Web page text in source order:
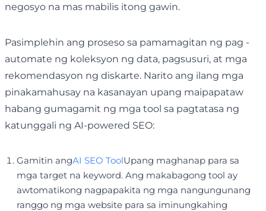
negosyo na mas mabilis itong gawin.
Pasimplehin ang proseso sa pamamagitan ng pag -
automate ng koleksyon ng data, pagsusuri, at mga
rekomendasyon ng diskarte. Narito ang ilang mga
pinakamahusay na kasanayan upang maipapataw
habang gumagamit ng mga tool sa pagtatasa ng
katunggali ng AI-powered SEO:
Gamitin angAI SEO ToolUpang maghanap para sa
mga target na keyword. Ang makabagong tool ay
awtomatikong nagpapakita ng mga nangungunang
ranggo ng mga website para sa iminungkahing